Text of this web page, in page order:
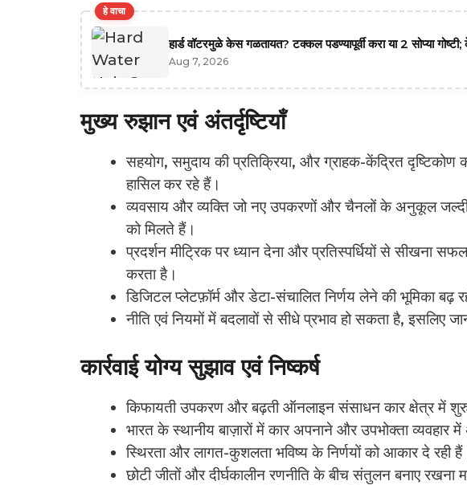
हे वाचा
हार्ड वॉटरमुळे केस गळतायत? टक्कल पडण्यापूर्वी करा या 2 सोप्या
Aug 7, 2026
मुख्य रुझान एवं अंतर्दृष्टियाँ
सहयोग, समुदाय की प्रतिक्रिया, और ग्राहक-केंद्रित दृष्टिकोण
हासिल कर रहे हैं।
व्यवसाय और व्यक्ति जो नए उपकरणों और चैनलों के अनुकूल
को मिलते हैं।
प्रदर्शन मीट्रिक पर ध्यान देना और प्रतिस्पर्धियों से सीखना
करता है।
डिजिटल प्लेटफ़ॉर्म और डेटा-संचालित निर्णय लेने की भूमिका बढ़
नीति एवं नियमों में बदलावों से सीधे प्रभाव हो सकता है, इसलिए
कार्रवाई योग्य सुझाव एवं निष्कर्ष
किफायती उपकरण और बढ़ती ऑनलाइन संसाधन कार क्षेत्र में
भारत के स्थानीय बाज़ारों में कार अपनाने और उपभोक्ता व्यवहार
स्थिरता और लागत-कुशलता भविष्य के निर्णयों को आकार दे रही
छोटी जीतों और दीर्घकालीन रणनीति के बीच संतुलन बनाए रखना